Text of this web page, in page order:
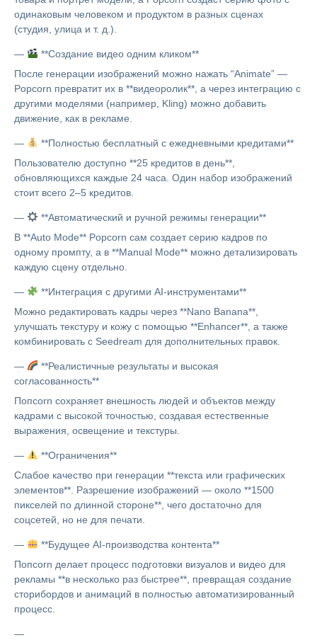
одинаковым человеком и продуктом в разных сценах
(студия, улица и т. д.).
—
**Создание видео одним кликом**
После генерации изображений можно нажать “Animate” —
Popcorn превратит их в **видеоролик**, а через интеграцию с
другими моделями (например, Kling) можно добавить
движение, как в рекламе.
—
**Полностью бесплатный с ежедневными кредитами**
Пользователю доступно **25 кредитов в день**,
обновляющихся каждые 24 часа. Один набор изображений
стоит всего 2–5 кредитов.
—
**Автоматический и ручной режимы генерации**
В **Auto Mode** Popcorn сам создает серию кадров по
одному промпту, а в **Manual Mode** можно детализировать
каждую сцену отдельно.
—
**Интеграция с другими AI-инструментами**
Можно редактировать кадры через **Nano Banana**,
улучшать текстуру и кожу с помощью **Enhancer**, а также
комбинировать с Seedream для дополнительных правок.
—
**Реалистичные результаты и высокая
согласованность**
Попcorn сохраняет внешность людей и объектов между
кадрами с высокой точностью, создавая естественные
выражения, освещение и текстуры.
—
**Ограничения**
Слабое качество при генерации **текста или графических
элементов**. Разрешение изображений — около **1500
пикселей по длинной стороне**, чего достаточно для
соцсетей, но не для печати.
—
**Будущее AI-производства контента**
Попcorn делает процесс подготовки визуалов и видео для
рекламы **в несколько раз быстрее**, превращая создание
сторибордов и анимаций в полностью автоматизированный
процесс.
—